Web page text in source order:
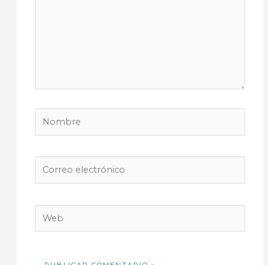
electrónico